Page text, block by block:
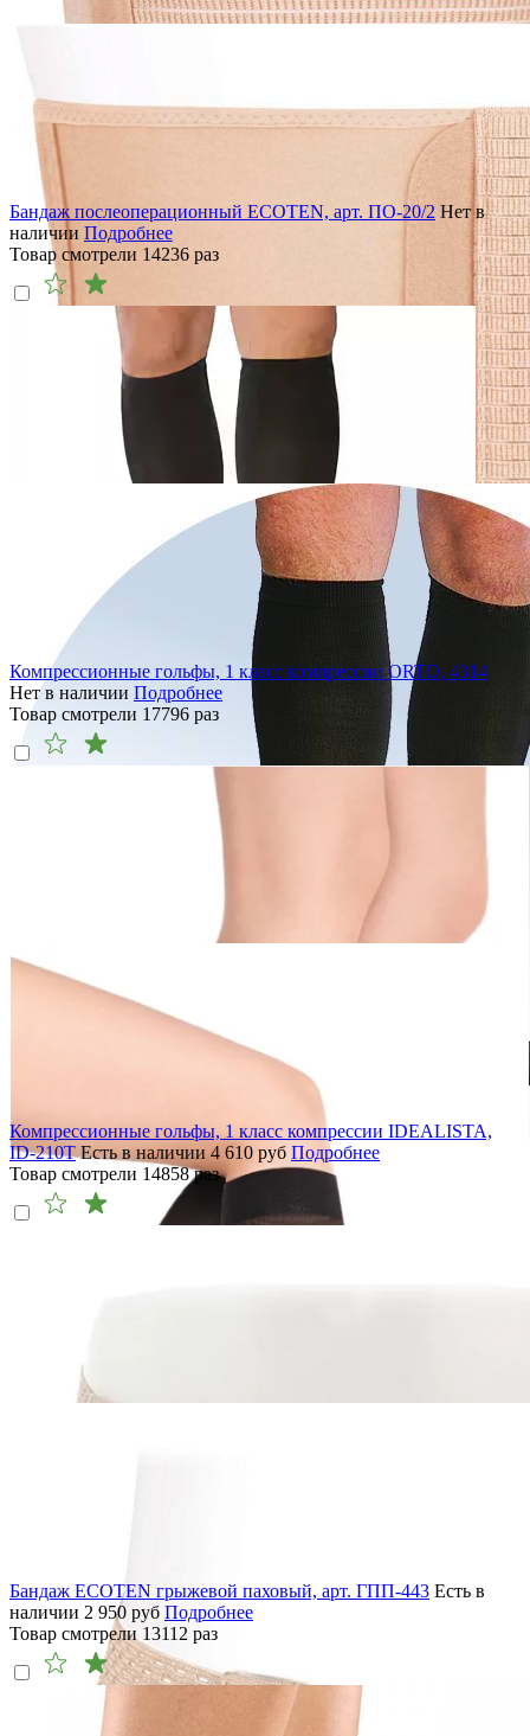
Бандаж послеоперационный ECOTEN, арт. ПО-20/2 Нет в
наличии Подробнее
Товар смотрели 14236 раз
Компрессионные гольфы, 1 класс компрессии ORTO, 4314
Нет в наличии Подробнее
Товар смотрели 17796 раз
Компрессионные гольфы, 1 класс компрессии IDEALISTA,
ID-210T Есть в наличии 4 610 руб Подробнее
Товар смотрели 14858раз
Бандаж ECOTEN грыжевой паховый, арт. ГПП-443 Есть в
наличии 2 950 руб Подробнее
Товар смотрели 13112 раз